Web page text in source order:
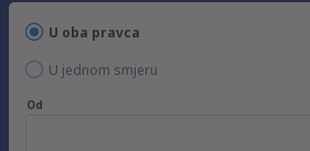
U oba pravca
U jednom smjeru
Od